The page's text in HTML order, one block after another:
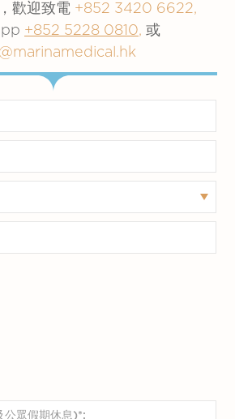
塗在患者身上，然後使用超聲
的實時圖像，醫生會在檢查時
行評估。 甲狀腺超聲可以幫
的大小、甲狀腺病變的大小和
血流情況、區分鈣化點、區分
、評估頸部淋巴結是否腫大
緒不穩定、緊張、失眠、多動
發症。
病：如糖尿病、肝功能失調。
瀉，消化不良。
激素分泌過多，導致骨骼分解
鬆，增加骨折的機會。
動過速、心律失常引起的心力
。
藥物產生過敏反應，如皮膚瘙
可能的並發症包括暫時性肝功
能需要改用其他類型的藥物或
除手術處理。
歡迎致電 +852 3420 6622,
+852 5228 0810, 或